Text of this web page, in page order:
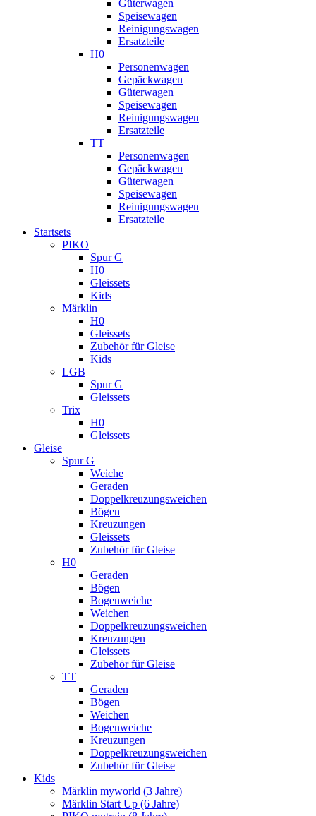
Güterwagen
Speisewagen
Reinigungswagen
Ersatzteile
H0
Personenwagen
Gepäckwagen
Güterwagen
Speisewagen
Reinigungswagen
Ersatzteile
TT
Personenwagen
Gepäckwagen
Güterwagen
Speisewagen
Reinigungswagen
Ersatzteile
Startsets
PIKO
Spur G
H0
Gleissets
Kids
Märklin
H0
Gleissets
Zubehör für Gleise
Kids
LGB
Spur G
Gleissets
Trix
H0
Gleissets
Gleise
Spur G
Weiche
Geraden
Doppelkreuzungsweichen
Bögen
Kreuzungen
Gleissets
Zubehör für Gleise
H0
Geraden
Bögen
Bogenweiche
Weichen
Doppelkreuzungsweichen
Kreuzungen
Gleissets
Zubehör für Gleise
TT
Geraden
Bögen
Weichen
Bogenweiche
Kreuzungen
Doppelkreuzungsweichen
Zubehör für Gleise
Kids
Märklin myworld (3 Jahre)
Märklin Start Up (6 Jahre)